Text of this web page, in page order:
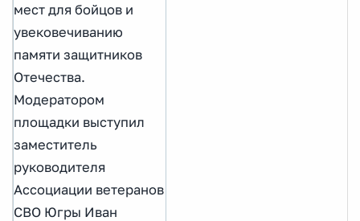
мест для бойцов и
увековечиванию
памяти защитников
Отечества.
Модератором
площадки выступил
заместитель
руководителя
Ассоциации ветеранов
СВО Югры Иван